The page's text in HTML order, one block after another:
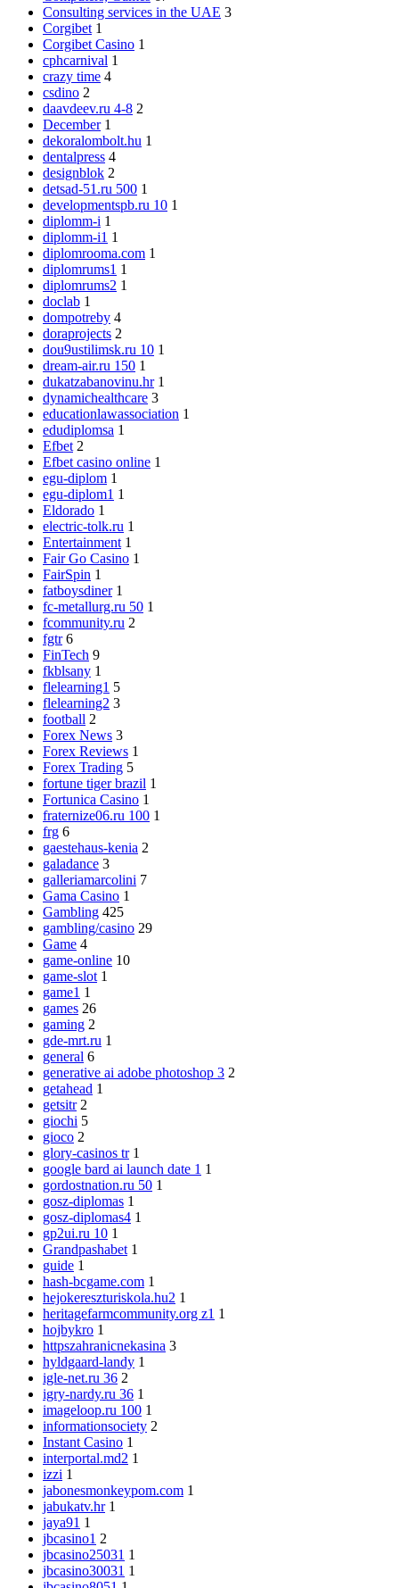
Consulting services in the UAE 3
Corgibet 1
Corgibet Casino 1
cphcarnival 1
crazy time 4
csdino 2
daavdeev.ru 4-8 2
December 1
dekoralombolt.hu 1
dentalpress 4
designblok 2
detsad-51.ru 500 1
developmentspb.ru 10 1
diplomm-i 1
diplomm-i1 1
diplomrooma.com 1
diplomrums1 1
diplomrums2 1
doclab 1
dompotreby 4
doraprojects 2
dou9ustilimsk.ru 10 1
dream-air.ru 150 1
dukatzabanovinu.hr 1
dynamichealthcare 3
educationlawassociation 1
edudiplomsa 1
Efbet 2
Efbet casino online 1
egu-diplom 1
egu-diplom1 1
Eldorado 1
electric-tolk.ru 1
Entertainment 1
Fair Go Casino 1
FairSpin 1
fatboysdiner 1
fc-metallurg.ru 50 1
fcommunity.ru 2
fgtr 6
FinTech 9
fkblsany 1
flelearning1 5
flelearning2 3
football 2
Forex News 3
Forex Reviews 1
Forex Trading 5
fortune tiger brazil 1
Fortunica Casino 1
fraternize06.ru 100 1
frg 6
gaestehaus-kenia 2
galadance 3
galleriamarcolini 7
Gama Casino 1
Gambling 425
gambling/casino 29
Game 4
game-online 10
game-slot 1
game1 1
games 26
gaming 2
gde-mrt.ru 1
general 6
generative ai adobe photoshop 3 2
getahead 1
getsitr 2
giochi 5
gioco 2
glory-casinos tr 1
google bard ai launch date 1 1
gordostnation.ru 50 1
gosz-diplomas 1
gosz-diplomas4 1
gp2ui.ru 10 1
Grandpashabet 1
guide 1
hash-bcgame.com 1
hejokereszturiskola.hu2 1
heritagefarmcommunity.org z1 1
hojbykro 1
httpszahranicnekasina 3
hyldgaard-landy 1
igle-net.ru 36 2
igry-nardy.ru 36 1
imageloop.ru 100 1
informationsociety 2
Instant Casino 1
interportal.md2 1
izzi 1
jabonesmonkeypom.com 1
jabukatv.hr 1
jaya91 1
jbcasino1 2
jbcasino25031 1
jbcasino30031 1